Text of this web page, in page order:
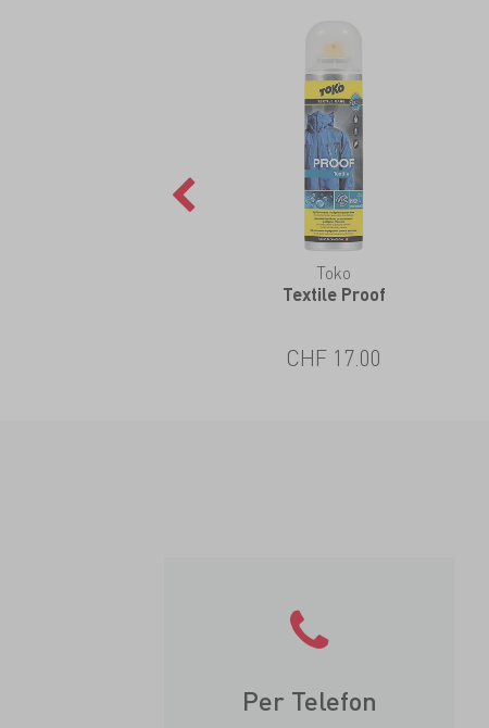
Toko
Textile Proof
CHF 17.00
Per Telefon